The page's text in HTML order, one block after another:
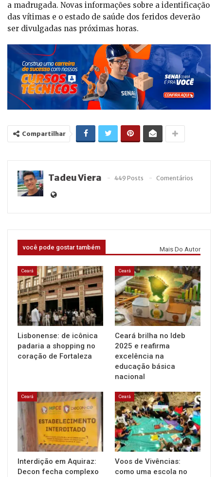
a madrugada. Novas informações sobre a identificação
das vítimas e o estado de saúde dos feridos deverão
ser divulgadas nas próximas horas.
Compartilhar
Tadeu Viera 449 Posts Comentários
você pode gostar também Mais Do Autor
Ceará
Lisbonense: de icônica
padaria a shopping no
coração de Fortaleza
Ceará
Ceará brilha no Ideb
2025 e reafirma
excelência na
educação básica
nacional
Ceará
Interdição em Aquiraz:
Decon fecha complexo
Ceará
Voos de Vivências:
como uma escola no